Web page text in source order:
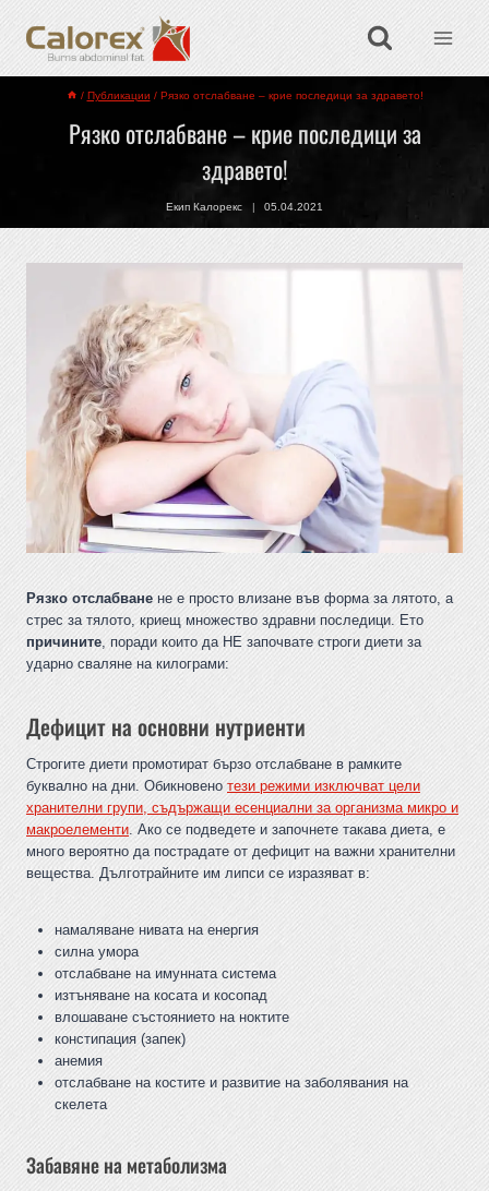
/ Публикации / Рязко отслабване – крие последици за здравето!
Рязко отслабване – крие последици за
здравето!
Екип Калорекс 05.04.2021
Рязко отслабване не е просто влизане във форма за лятото, а
стрес за тялото, криещ множество здравни последици. Ето
причините, поради които да НЕ започвате строги диети за
ударно сваляне на килограми:
Дефицит на основни нутриенти
Строгите диети промотират бързо отслабване в рамките
буквално на дни. Обикновено тези режими изключват цели
хранителни групи, съдържащи есенциални за организма микро и
макроелементи. Ако се подведете и започнете такава диета, е
много вероятно да пострадате от дефицит на важни хранителни
вещества. Дълготрайните им липси се изразяват в:
намаляване нивата на енергия
силна умора
отслабване на имунната система
изтъняване на косата и косопад
влошаване състоянието на ноктите
констипация (запек)
анемия
отслабване на костите и развитие на заболявания на
скелета
Забавяне на метаболизма